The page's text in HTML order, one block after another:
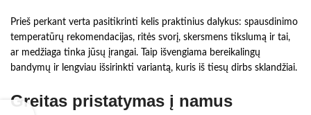
Prieš perkant verta pasitikrinti kelis praktinius dalykus: spausdinimo
temperatūrų rekomendacijas, ritės svorį, skersmens tikslumą ir tai,
ar medžiaga tinka jūsų įrangai. Taip išvengiama bereikalingų
bandymų ir lengviau išsirinkti variantą, kuris iš tiesų dirbs sklandžiai.
Greitas pristatymas į namus